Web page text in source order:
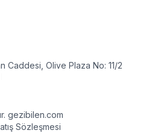
Caddesi, Olive Plaza No: 11/2
gezibilen.com
Sözleşmesi